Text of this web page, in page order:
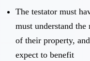
The testator must
must understand
of their property,
expect to benefit